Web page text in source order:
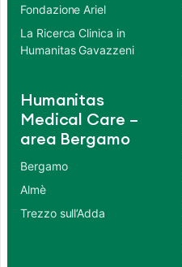
Fondazione Ariel
La Ricerca Clinica in
Humanitas Gavazzeni
Humanitas
Medical Care –
area Bergamo
Bergamo
Almè
Trezzo sull’Adda